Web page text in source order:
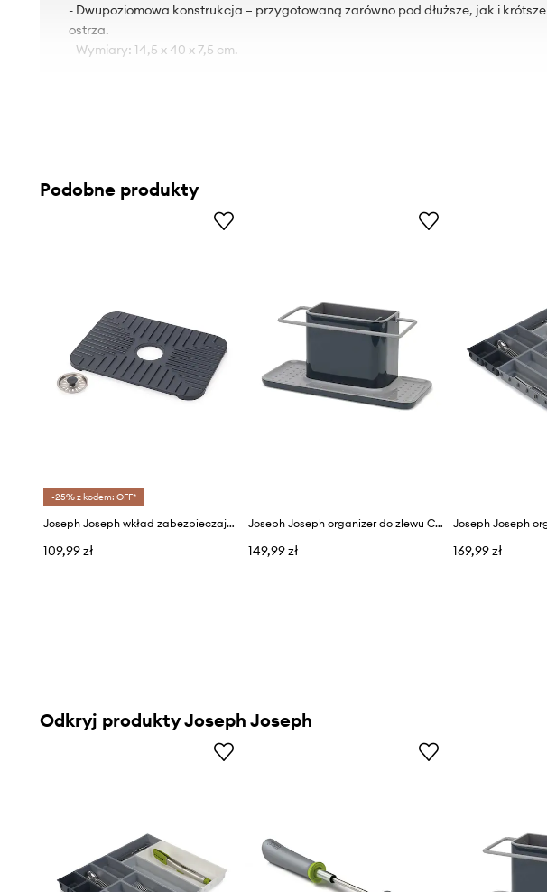
- Dwupoziomowa konstrukcja – przygotowaną zarówno pod dłuższe, jak i krótsze
ostrza.
- Wymiary: 14,5 x 40 x 7,5 cm.
Podobne produkty
-25% z kodem: OFF*
Joseph Joseph wkład zabezpieczający zlew SinkShield™
109,99 zł
Joseph Joseph organizer do zlewu Caddy L
149,99 zł 169,99 zł
Odkryj produkty Joseph Joseph